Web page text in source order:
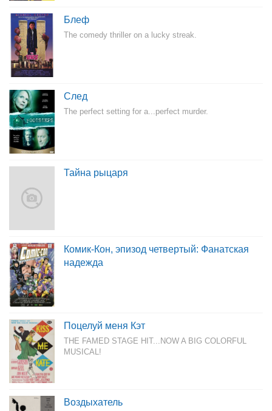
Блеф
The comedy thriller on a lucky streak.
След
The perfect setting for a...perfect murder.
Тайна рыцаря
Комик-Кон, эпизод четвертый: Фанатская
надежда
Поцелуй меня Кэт
THE FAMED STAGE HIT...NOW A BIG COLORFUL
MUSICAL!
Воздыхатель